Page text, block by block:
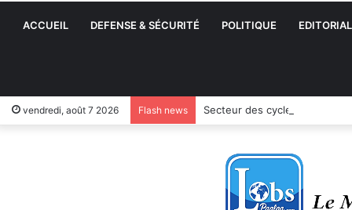
ACCUEIL DEFENSE & SÉCURITÉ POLITIQUE EDITORIAL
vendredi, août 7 2026 Flash news Secteur des cycles et